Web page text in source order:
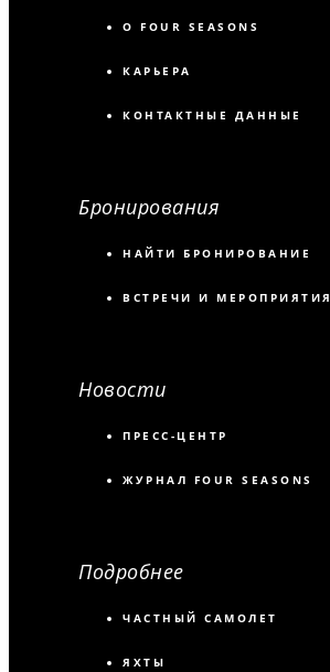
О FOUR SEASONS
КАРЬЕРА
КОНТАКТНЫЕ ДАННЫЕ
Бронирования
НАЙТИ БРОНИРОВАНИЕ
ВСТРЕЧИ И МЕРОПРИЯТИЯ
Новости
ПРЕСС-ЦЕНТР
ЖУРНАЛ FOUR SEASONS
Подробнее
ЧАСТНЫЙ САМОЛЕТ
ЯХТЫ